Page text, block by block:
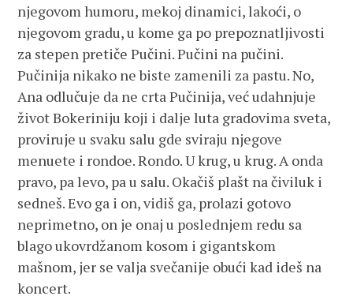
njegovom humoru, mekoj dinamici, lakoći, o
njegovom gradu, u kome ga po prepoznatljivosti
za stepen pretiče Pučini. Pučini na pučini.
Pučinija nikako ne biste zamenili za pastu. No,
Ana odlučuje da ne crta Pučinija, već udahnjuje
život Bokeriniju koji i dalje luta gradovima sveta,
proviruje u svaku salu gde sviraju njegove
menuete i rondoe. Rondo. U krug, u krug. A onda
pravo, pa levo, pa u salu. Okačiš plašt na čiviluk i
sedneš. Evo ga i on, vidiš ga, prolazi gotovo
neprimetno, on je onaj u poslednjem redu sa
blago ukovrdžanom kosom i gigantskom
mašnom, jer se valja svečanije obući kad ideš na
koncert.